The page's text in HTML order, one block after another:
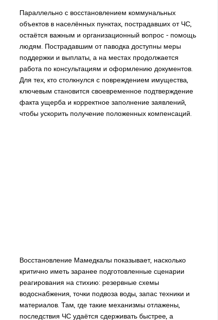
Параллельно с восстановлением коммунальных
объектов в населённых пунктах, пострадавших от ЧС,
остаётся важным и организационный вопрос - помощь
людям. Пострадавшим от паводка доступны меры
поддержки и выплаты, а на местах продолжается
работа по консультациям и оформлению документов.
Для тех, кто столкнулся с повреждением имущества,
ключевым становится своевременное подтверждение
факта ущерба и корректное заполнение заявлений,
чтобы ускорить получение положенных компенсаций.
Восстановление Мамедкалы показывает, насколько
критично иметь заранее подготовленные сценарии
реагирования на стихию: резервные схемы
водоснабжения, точки подвоза воды, запас техники и
материалов. Там, где такие механизмы отлажены,
последствия ЧС удаётся сдерживать быстрее, а